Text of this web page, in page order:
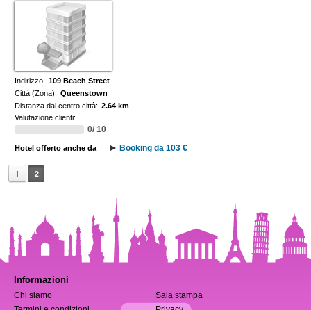
Indirizzo: 109 Beach Street
Città (Zona): Queenstown
Distanza dal centro città: 2.64 km
Valutazione clienti:
0/ 10
Hotel offerto anche da Booking da 103 €
1 2
Informazioni
Chi siamo
Sala stampa